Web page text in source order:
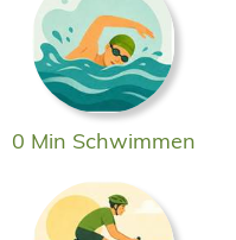
0 Min Schwimmen